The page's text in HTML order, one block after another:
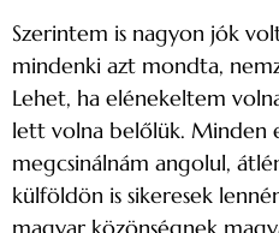
Szerintem is nagyon jók
mindenki azt mondta,
Lehet, ha elénekeltem
lett volna belőlük. Minden
megcsinálnám angolul,
külföldön is sikeresek
magyar közönségnek